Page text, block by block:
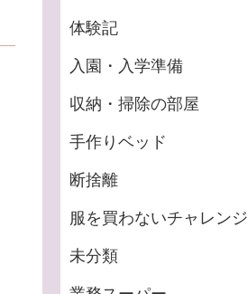
体験記
入園・入学準備
収納・掃除の部屋
手作りベッド
断捨離
服を買わないチャレンジ
未分類